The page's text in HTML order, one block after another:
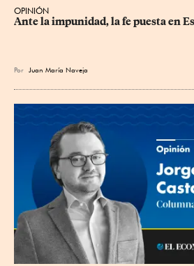
OPINIÓN
Ante la impunidad, la fe puesta en
Por Juan María Naveja